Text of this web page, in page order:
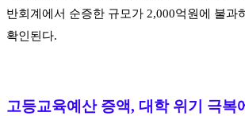
반회계에서 순증한 규모가 2,000억원에 불과
확인된다.
고등교육예산 증액, 대학 위기 극복